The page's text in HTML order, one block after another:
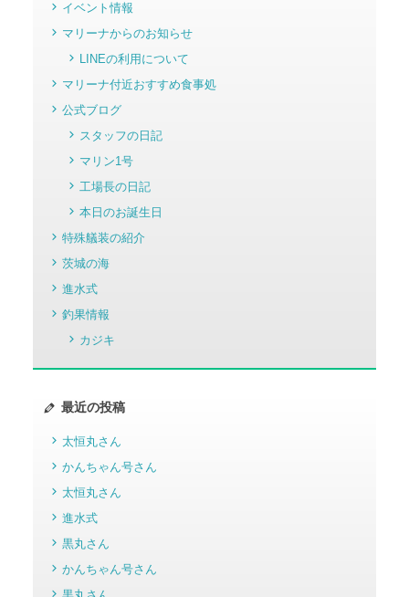
イベント情報
マリーナからのお知らせ
LINEの利用について
マリーナ付近おすすめ食事処
公式ブログ
スタッフの日記
マリン1号
工場長の日記
本日のお誕生日
特殊艤装の紹介
茨城の海
進水式
釣果情報
カジキ
最近の投稿
太恒丸さん
かんちゃん号さん
太恒丸さん
進水式
黒丸さん
かんちゃん号さん